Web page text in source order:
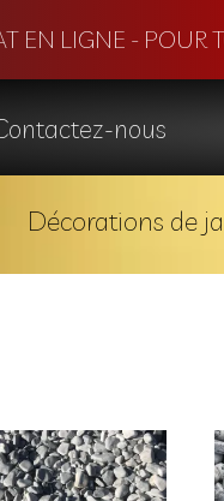
EN LIGNE -
nous
Décorations de